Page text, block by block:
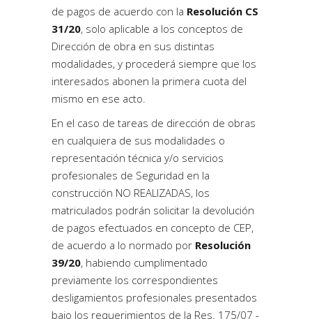
de pagos de acuerdo con la Resolución CS
31/20, solo aplicable a los conceptos de
Dirección de obra en sus distintas
modalidades, y procederá siempre que los
interesados abonen la primera cuota del
mismo en ese acto.
En el caso de tareas de dirección de obras
en cualquiera de sus modalidades o
representación técnica y/o servicios
profesionales de Seguridad en la
construcción NO REALIZADAS, los
matriculados podrán solicitar la devolución
de pagos efectuados en concepto de CEP,
de acuerdo a lo normado por Resolución
39/20, habiendo cumplimentado
previamente los correspondientes
desligamientos profesionales presentados
bajo los requerimientos de la Res. 175/07 -